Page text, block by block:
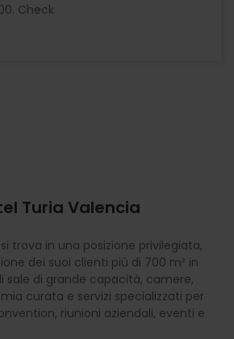
. Check
Turia Valencia
trova in una posizione privilegiata,
dei suoi clienti più di 700 m² in
sale di grande capacità, camere,
curata e servizi specializzati per
riunioni aziendali, eventi e